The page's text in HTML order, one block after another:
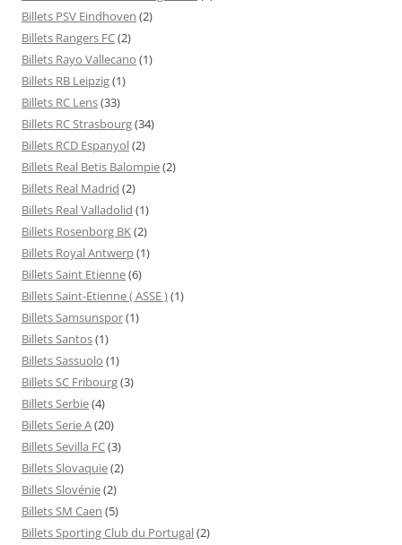
Billets PSV Eindhoven (2)
Billets Rangers FC(2)
Billets Rayo Vallecano (1)
Billets RB Leipzig(1)
Billets RC Lens(33)
Billets RC Strasbourg(34)
Billets RCD Espanyol(2)
Billets Real Betis Balompie(2)
Billets Real Madrid (2)
Billets Real Valladolid (1)
Billets Rosenborg BK(2)
Billets Royal Antwerp(1)
Billets Saint Etienne(6)
Billets Saint-Etienne ( ASSE )(1)
Billets Samsunspor(1)
Billets Santos(1)
Billets Sassuolo (1)
Billets SC Fribourg(3)
Billets Serbie(4)
Billets Serie A(20)
Billets Sevilla FC(3)
Billets Slovaquie(2)
Billets Slovénie(2)
Billets SM Caen (5)
Billets Sporting Club du Portugal(2)